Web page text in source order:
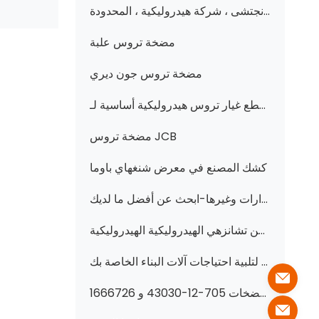
عزّز أداء أجهزتك بمضخات هيدروليكية عالية الجودة من شركة تشانجتشى ، شركة هيدروليكية ، المحدودة.
مضخة تروس علبة
مضخة تروس جون ديري
عزز قوة آلاتك: مضخات وقطع غيار تروس هيدروليكية أساسية لـ XGMA و Komatsu والمزيد من اللوادر والجرافات-اعثر على قطع غيار موثوقة في هيدروليكي من تشانجزهي
مضخة تروس JCB
كشك المصنع في معرض شنغهاي باوما
مضخات هيدروليكية عالية الأداء ومضخات تروس للرافعات والجرافات والجرارات وغيرها-ابحث عن أفضل ما لديك!
فتح الأداء: مضخات والعتاد الهيدروليكية عالية الجودة وقطع الغيار لكوماتسو ، القط ، وأكثر من تشانزهي الهيدروليكية الهيدروليكية
مضخات تروس هيدروليكية عالية الأداء لتلبية احتياجات آلات البناء الخاصة بك
عزّز أداء الجرافة والجرار بمضخات هيدروليكية ممتازة-تتميز بمضخات 705-12-43030 و 1666726M91 و 705-41-02310 والمزيد!